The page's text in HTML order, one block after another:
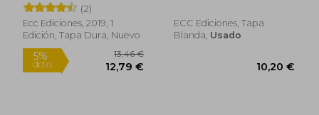
(2)
Ecc Ediciones, 2019, 1
Edición, Tapa Dura, Nuevo
ECC Ediciones, Tapa
Blanda, Usado